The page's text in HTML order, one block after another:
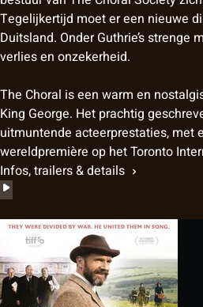
Tegelijkertijd moet er een nieuwe
Duitsland. Onder Guthrie’s
verlies en onzekerheid.
The Choral is een warm en
King George. Het prachtig
uitmuntende acteerprestaties, met
wereldpremière op het Toronto
Infos, trailers & details